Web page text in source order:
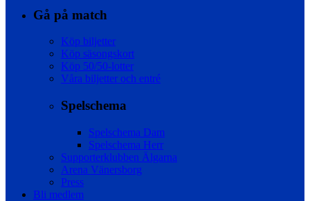
Gå på match
Köp biljetter
Köp säsongskort
Köp 50/50-lotter
Våra biljetter och entré
Spelschema
Spelschema Dam
Spelschema Herr
Supporterklubben Älgarna
Arena Vänersborg
Press
Bli medlem